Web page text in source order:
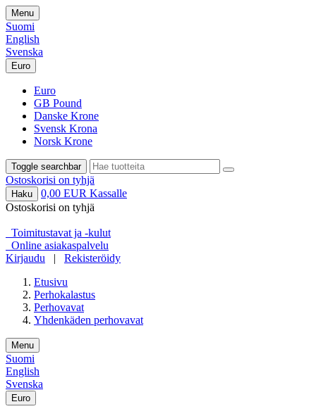
Menu
Suomi
English
Svenska
Euro
Euro
GB Pound
Danske Krone
Svensk Krona
Norsk Krone
Toggle searchbar
Ostoskorisi on tyhjä
Haku 0,00 EUR Kassalle
Ostoskorisi on tyhjä
Toimitustavat ja -kulut
Online asiakaspalvelu
Kirjaudu | Rekisteröidy
Etusivu
Perhokalastus
Perhovavat
Yhdenkäden perhovavat
Menu
Suomi
English
Svenska
Euro